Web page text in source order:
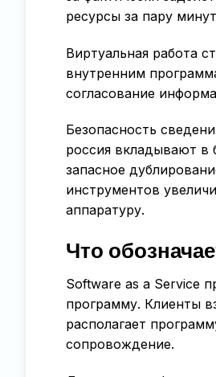
ресурсы за пару
Виртуальная работа
внутренним
согласование
Безопасность
россия вкладывают в
запасное
инструментов
аппаратуру.
Что
Software as a Service
программу. Клиенты
располагает
сопровождение.